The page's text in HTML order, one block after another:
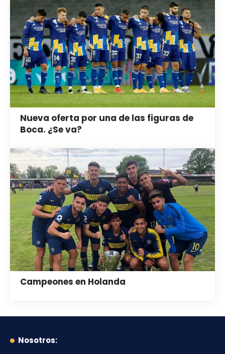
Nueva oferta por una de las figuras de
Boca. ¿Se va?
Campeones en Holanda
Nosotros: